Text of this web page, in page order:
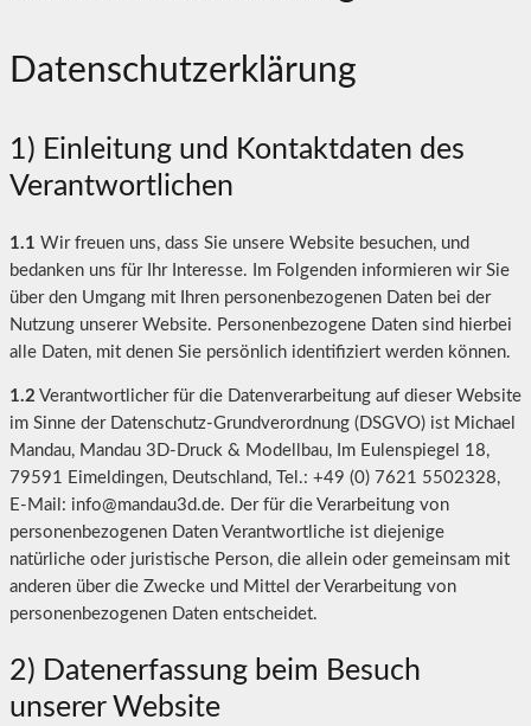
Datenschutzerklärung
1) Einleitung und Kontaktdaten des
Verantwortlichen
1.1 Wir freuen uns, dass Sie unsere Website besuchen, und
bedanken uns für Ihr Interesse. Im Folgenden informieren wir Sie
über den Umgang mit Ihren personenbezogenen Daten bei der
Nutzung unserer Website. Personenbezogene Daten sind hierbei
alle Daten, mit denen Sie persönlich identifiziert werden können.
1.2 Verantwortlicher für die Datenverarbeitung auf dieser Website
im Sinne der Datenschutz-Grundverordnung (DSGVO) ist Michael
Mandau, Mandau 3D-Druck & Modellbau, Im Eulenspiegel 18,
79591 Eimeldingen, Deutschland, Tel.: +49 (0) 7621 5502328,
E-Mail: info@mandau3d.de. Der für die Verarbeitung von
personenbezogenen Daten Verantwortliche ist diejenige
natürliche oder juristische Person, die allein oder gemeinsam mit
anderen über die Zwecke und Mittel der Verarbeitung von
personenbezogenen Daten entscheidet.
2) Datenerfassung beim Besuch
unserer Website